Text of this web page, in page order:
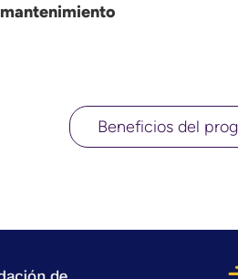
mantenimiento
Beneficios del